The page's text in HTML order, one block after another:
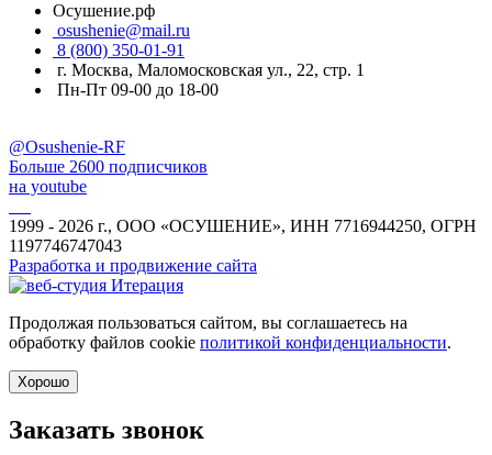
Осушение.рф
osushenie@mail.ru
8 (800) 350-01-91
г. Москва, Маломосковская ул., 22, стр. 1
Пн-Пт 09-00 до 18-00
@Osushenie-RF
Больше 2600 подписчиков
на youtube
1999 - 2026 г., ООО «ОСУШЕНИЕ», ИНН 7716944250, ОГРН
1197746747043
Разработка и продвижение сайта
Продолжая пользоваться сайтом, вы соглашаетесь на
обработку файлов cookie политикой конфиденциальности.
Хорошо
Заказать звонок